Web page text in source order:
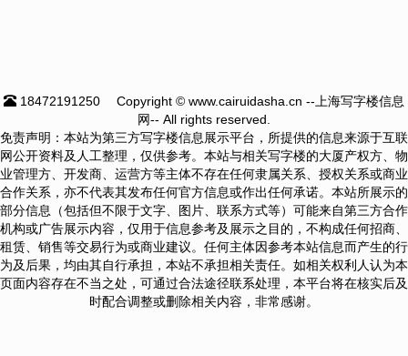
18472191250
Copyright © www.cairuidasha.cn --上海写字楼信息
网-- All rights reserved.
免责声明：本站为第三方写字楼信息展示平台，所提供的信息来源于互联
网公开资料及人工整理，仅供参考。本站与相关写字楼的大厦产权方、物
业管理方、开发商、运营方等主体不存在任何隶属关系、授权关系或商业
合作关系，亦不代表其发布任何官方信息或作出任何承诺。本站所展示的
部分信息（包括但不限于文字、图片、联系方式等）可能来自第三方合作
机构或广告展示内容，仅用于信息参考及展示之目的，不构成任何招商、
租赁、销售等交易行为或商业建议。任何主体因参考本站信息而产生的行
为及后果，均由其自行承担，本站不承担相关责任。如相关权利人认为本
页面内容存在不当之处，可通过合法途径联系处理，本平台将在核实后及
时配合调整或删除相关内容，非常感谢。